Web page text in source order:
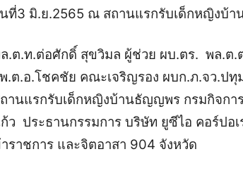
ที่3 มิ.ย.2565 ณ สถานแรกรับเด็กหญิงบ้
.ต.ท.ต่อศักดิ์ สุขวิมล ผู้ช่วย ผบ.ตร. พล.
.ต.อ.โชคชัย คณะเจริญรอง ผบก.ภ.จว.ป
านแรกรับเด็กหญิงบ้านธัญญพร กรมกิจกา
ว ประธานกรรมการ บริษัท ยูซีไอ คอร์ป
ราชการ และจิตอาสา 904 จังหวัด